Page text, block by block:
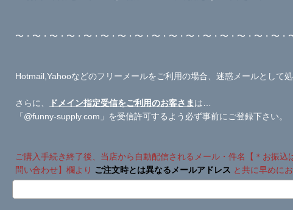
〜・〜・〜・〜・〜・〜・〜・〜・〜・〜・〜・〜・〜・〜・〜・〜・
Hotmail,Yahooなどのフリーメールをご利用の場合、迷惑メールとし
さらに、 ドメイン指定受信をご利用のお客さま は…
「@funny-supply.com」を受信許可するよう必ず事前にご登録下さい。
ご購入手続き終了後、当店から自動配信されるメール・件名【＊お振
問い合わせ】欄より ご注文時とは異なるメールアドレス と共に早めに